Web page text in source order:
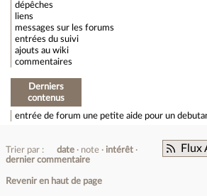
dépêches
liens
messages sur les forums
entrées du suivi
ajouts au wiki
commentaires
Derniers
contenus
entrée de forum une petite aide pour un
Flux
Trier par : date note
intérêt
dernier commentaire
Revenir en haut de page